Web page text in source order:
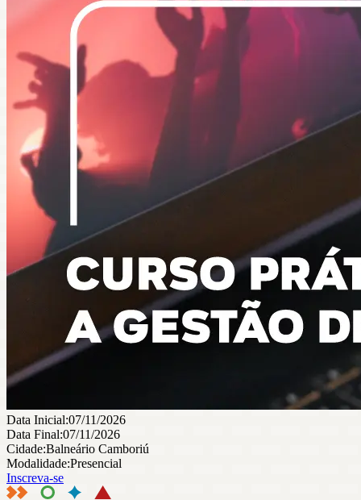
Data Inicial:07/11/2026
Data Final:07/11/2026
Cidade:Balneário Camboriú
Modalidade:Presencial
Inscreva-se